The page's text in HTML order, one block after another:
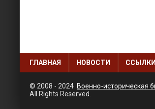
ГЛАВНАЯ НОВОСТИ ССЫЛКИ
© 2008 - 2024 Военно-историческая
All Rights Reserved.